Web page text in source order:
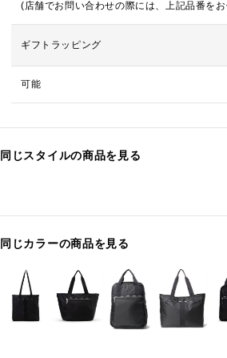
(店舗でお問い合わせの際には、上記品番を
ギフトラッピング
可能
同じスタイルの商品を見る
同じカラーの商品を見る